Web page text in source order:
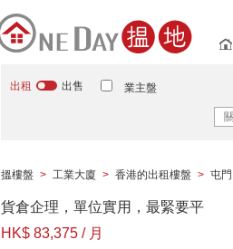
出租 出售 業主盤
搵樓盤 > 工業大廈 > 香港的出租樓盤 > 屯門
貨倉企理，單位實用，最緊要平
HK$ 83,375 / 月